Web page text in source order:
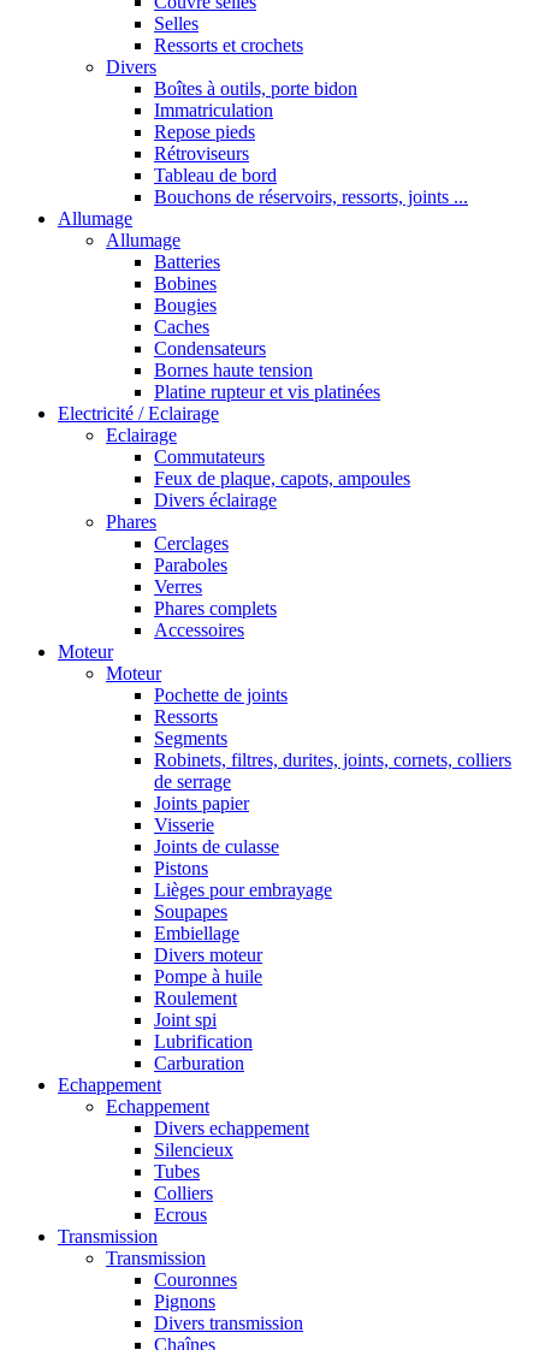
Selles
Ressorts et crochets
Divers
Boîtes à outils, porte bidon
Immatriculation
Repose pieds
Rétroviseurs
Tableau de bord
Bouchons de réservoirs, ressorts, joints ...
Allumage
Allumage
Batteries
Bobines
Bougies
Caches
Condensateurs
Bornes haute tension
Platine rupteur et vis platinées
Electricité / Eclairage
Eclairage
Commutateurs
Feux de plaque, capots, ampoules
Divers éclairage
Phares
Cerclages
Paraboles
Verres
Phares complets
Accessoires
Moteur
Moteur
Pochette de joints
Ressorts
Segments
Robinets, filtres, durites, joints, cornets, colliers
de serrage
Joints papier
Visserie
Joints de culasse
Pistons
Lièges pour embrayage
Soupapes
Embiellage
Divers moteur
Pompe à huile
Roulement
Joint spi
Lubrification
Carburation
Echappement
Echappement
Divers echappement
Silencieux
Tubes
Colliers
Ecrous
Transmission
Transmission
Couronnes
Pignons
Divers transmission
Chaînes